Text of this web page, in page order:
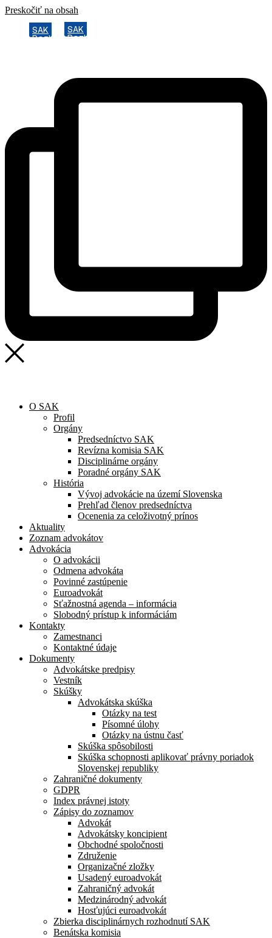
Preskočiť na obsah
SAK
Rozhodcovský súd SAK
SAK
Rozhodcovský súd SAK
O SAK
Profil
Orgány
Predsedníctvo SAK
Revízna komisia SAK
Disciplinárne orgány
Poradné orgány SAK
História
Vývoj advokácie na území Slovenska
Prehľad členov predsedníctva
Ocenenia za celoživotný prínos
Aktuality
Zoznam advokátov
Advokácia
O advokácii
Odmena advokáta
Povinné zastúpenie
Euroadvokát
Sťažnostná agenda – informácia
Slobodný prístup k informáciám
Kontakty
Zamestnanci
Kontaktné údaje
Dokumenty
Advokátske predpisy
Vestník
Skúšky
Advokátska skúška
Otázky na test
Písomné úlohy
Otázky na ústnu časť
Skúška spôsobilosti
Skúška schopnosti aplikovať právny poriadok
Slovenskej republiky
Zahraničné dokumenty
GDPR
Index právnej istoty
Zápisy do zoznamov
Advokát
Advokátsky koncipient
Obchodné spoločnosti
Združenie
Organizačné zložky
Usadený euroadvokát
Zahraničný advokát
Medzinárodný advokát
Hosťujúci euroadvokát
Zbierka disciplinárnych rozhodnutí SAK
Benátska komisia